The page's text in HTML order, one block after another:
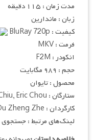
مدت زمان : ۱۱۵ دقیقه
زبان : ماندارین
کیفیت : BluRay 720p
فرمت : MKV
انکودر : F2M
حجم : ۹۸۹ مگابایت
محصول : تایوان
ستارگان : Shu-Fang Chen, Kai-wei Chiu, Eric Chou
کارگردان : Du Zheng Zhe
لینک‌های مرتبط :